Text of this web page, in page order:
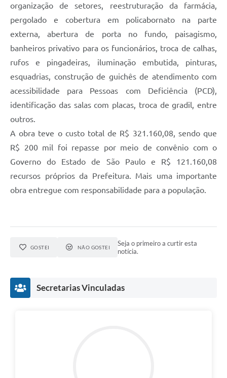
Telefones Úteis
Emprega
Agenda
SIC
Diário Oficial
Notícias
Contato
organização de setores, reestruturação da farmácia,
pergolado e cobertura em policabornato na parte
externa, abertura de porta no fundo, paisagismo,
banheiros privativo para os funcionários, troca de calhas,
rufos e pingadeiras, iluminação embutida, pinturas,
esquadrias, construção de guichês de atendimento com
acessibilidade para Pessoas com Deficiência (PCD),
identificação das salas com placas, troca de gradil, entre
outros.
A obra teve o custo total de R$ 321.160,08, sendo que
R$ 200 mil foi repasse por meio de convênio com o
Governo do Estado de São Paulo e R$ 121.160,08
recursos próprios da Prefeitura. Mais uma importante
obra entregue com responsabilidade para a população.
GOSTEI NÃO GOSTEI
Seja o primeiro a curtir esta
notícia.
Secretarias Vinculadas